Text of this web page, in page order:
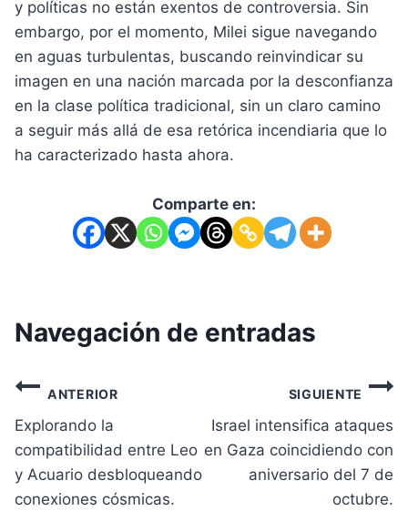
y políticas no están exentos de controversia. Sin
embargo, por el momento, Milei sigue navegando
en aguas turbulentas, buscando reinvindicar su
imagen en una nación marcada por la desconfianza
en la clase política tradicional, sin un claro camino
a seguir más allá de esa retórica incendiaria que lo
ha caracterizado hasta ahora.
Comparte en:
Navegación de entradas
ANTERIOR
Explorando la
compatibilidad entre Leo
y Acuario desbloqueando
conexiones cósmicas.
SIGUIENTE
Israel intensifica ataques
en Gaza coincidiendo con
aniversario del 7 de
octubre.